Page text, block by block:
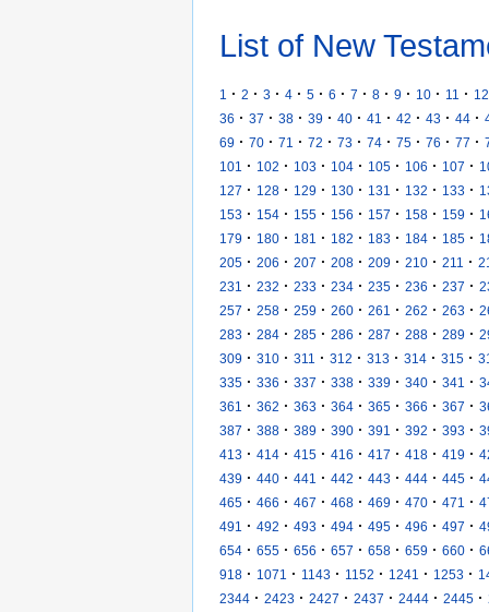
List of New
1 · 2 · 3 · 4 · 5 · 6 · 7 · 8 · 9 · 10 · 11 · 12
36 · 37 · 38 · 39 · 40 · 41 · 42 · 43 · 44 ·
69 · 70 · 71 · 72 · 73 · 74 · 75 · 76 · 77 ·
101
· 102 · 103 · 104 · 105 · 106 · 107 ·
127 · 128 · 129 · 130 · 131 · 132 · 133 ·
153 · 154 · 155 · 156 · 157 · 158 · 159 ·
179 · 180 · 181 · 182 · 183 · 184 · 185 ·
205 · 206 · 207 · 208 · 209 · 210 · 211 ·
231
· 232 · 233 · 234 · 235 · 236 · 237 ·
257 · 258 · 259 · 260 · 261 · 262 · 263 ·
283 · 284 · 285 · 286 · 287 · 288 · 289 ·
309 · 310 · 311 · 312 · 313 · 314 · 315 ·
335 · 336 · 337 · 338 · 339 · 340 · 341 ·
361
· 362 · 363 · 364 · 365 · 366 · 367 ·
387 · 388 · 389 · 390 · 391 · 392 · 393 ·
413 · 414 · 415 · 416 · 417 · 418 · 419 ·
439 · 440 · 441 · 442 · 443 · 444 · 445 ·
465 · 466 · 467 · 468 · 469 · 470 · 471 ·
491
· 492 · 493 · 494 · 495 · 496 · 497 ·
654 · 655 · 656 · 657 · 658 · 659 · 660 ·
918 · 1071 · 1143 · 1152 · 1241 · 1253 ·
2344 · 2423 · 2427 · 2437 · 2444 · 2445 ·